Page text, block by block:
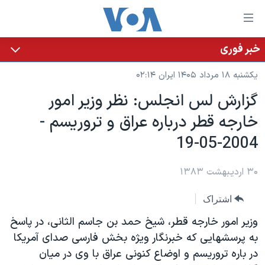
لینکهای
قابل
دسترسی
جهش
محتوای
اصلی
جهش
صفحه
جهش
جستجو
خانه
نسخه سبک وب‌سایت
موضوع ها
ایران
آمریکا
جهان
ویژه برنامه‌ها
ویدیوها
برنامه های تلویزیونی
جدول برنامه ها
صفحه‌های ویژه
بایگانی برنامه‌های تلویزیونی
فرکانس‌های صدای آمریکا
یادگیری زبان انگلیسی
خبر فوری
یکشنبه ۱۸ مرداد ۱۴۰۵ ایران ۰۲:۱۴
گزارش لس انجلس: نظر وزير امور
خارجه قطر درباره عراق و تروريسم -
2004-05-19
۳۰ اردیبهشت ۱۳۸۳
اشتراک
وزير امور خارجه قطر، شيخ حمد بن جاسم الثانی، در پاسخ
به پرسشهايی که خبرنگار ويژه بخش فارسی صدای آمريکا
در باره تروريسم و اوضاع کنونی عراق با وی در ميان